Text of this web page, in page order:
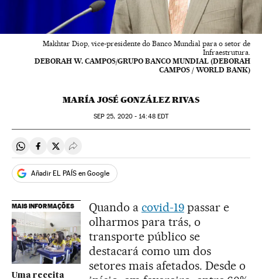
Makhtar Diop, vice-presidente do Banco Mundial para o setor de
Infraestrutura.
DEBORAH W. CAMPOS/GRUPO BANCO MUNDIAL (DEBORAH
CAMPOS / WORLD BANK)
MARÍA JOSÉ GONZÁLEZ RIVAS
SEP 25, 2020 - 14:48EDT
Compartir en Whatsapp
Compartir en Facebook
Compartir en Twitter
Desplegar Redes Sociales
Añadir EL PAÍS en Google
MAIS INFORMAÇÕES
Uma receita
Quando a covid-19passar e
olharmos para trás, o
transporte público se
destacará como um dos
setores mais afetados. Desde o